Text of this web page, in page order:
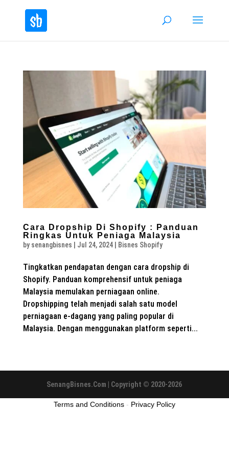
Cara Dropship Di Shopify : Panduan
Ringkas Untuk Peniaga Malaysia
by senangbisnes Jul 24, 2024| Bisnes Shopify
Tingkatkan pendapatan dengan cara dropship di
Shopify. Panduan komprehensif untuk peniaga
Malaysia memulakan perniagaan online.
Dropshipping telah menjadi salah satu model
perniagaan e-dagang yang paling popular di
Malaysia. Dengan menggunakan platform seperti...
SenangBisnes.Com | Copyright © 2020-2026
Terms and Conditions - Privacy Policy